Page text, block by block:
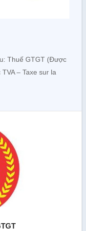
Thuế GTGT (Được
– Taxe sur la